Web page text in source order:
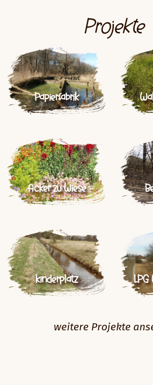
Projekte
Papierfabrik
Acker zu Wiese
kinderplatz
weitere Projekte